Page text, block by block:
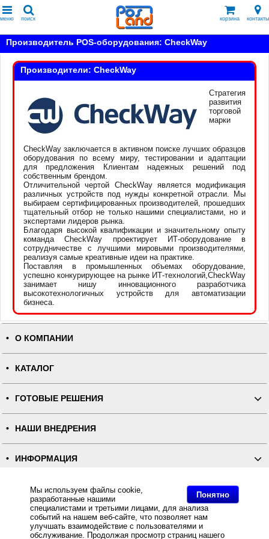
Понятно
Мы используем файлы cookie,
разработанные нашими
специалистами и третьими лицами, для анализа
событий на нашем веб-сайте, что позволяет нам
улучшать взаимодействие с пользователями и
обслуживание. Продолжая просмотр страниц нашего
меню поиск корзина контакты
Производитель POS-оборудования: CheckWay
Производители: CheckWay
Стратегия
развития
торговой
марки
CheckWay заключается в активном поиске лучших образцов
оборудования по всему миру, тестировании и адаптации
для предложения Клиентам надежных решений под
собственным брендом.
Отличительной чертой CheckWay является модификация
различных устройств под нужды конкретной отрасли. Мы
выбираем сертифицированных производителей, прошедших
тщательный отбор не только нашими специалистами, но и
экспертами лидеров рынка.
Благодаря высокой квалификации и значительному опыту
команда CheckWay проектирует ИТ-оборудование в
сотрудничестве с лучшими мировыми производителями,
реализуя самые креативные идеи на практике.
Поставляя в промышленных объемах оборудование,
успешно конкурирующее на рынке ИТ-технологий,CheckWay
занимает нишу инновационного разработчика
высокотехнологичных устройств для автоматизации
бизнеса.
О КОМПАНИИ
КАТАЛОГ
ГОТОВЫЕ РЕШЕНИЯ
НАШИ ВНЕДРЕНИЯ
ИНФОРМАЦИЯ
КОНТАКТЫ
ПОЛНАЯ ВЕРСИЯ